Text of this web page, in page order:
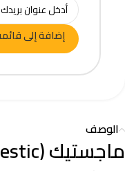
إضافة إلى
الوصف